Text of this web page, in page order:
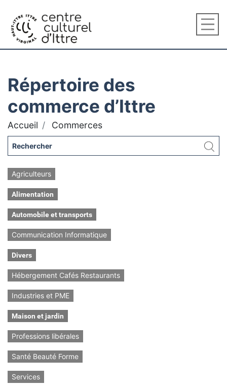
Répertoire des
commerce d’Ittre
Accueil Commerces
Agriculteurs
Alimentation
Automobile et transports
Communication Informatique
Divers
Hébergement Cafés Restaurants
Industries et PME
Maison et jardin
Professions libérales
Santé Beauté Forme
Services